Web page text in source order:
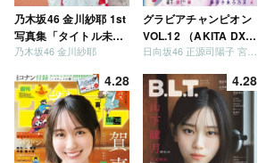
乃木坂46 金川紗耶 1st
写真集「タイトル未
定」
乃木坂46 金川紗耶
グラビアチャンピオン
VOL.12 （AKITA DXシ
リーズ）
日向坂46 正源司陽子 宮地すみれ
4.28 4.28